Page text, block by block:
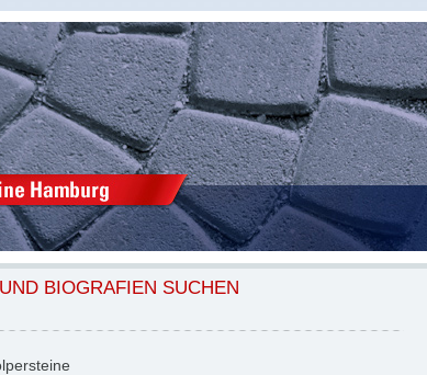
BIOGRAFIEN SUCHEN